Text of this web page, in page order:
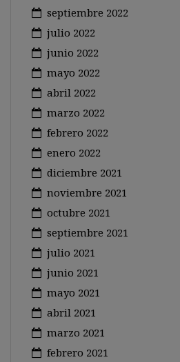
septiembre 2022
julio 2022
junio 2022
mayo 2022
abril 2022
marzo 2022
febrero 2022
enero 2022
diciembre 2021
noviembre 2021
octubre 2021
septiembre 2021
julio 2021
junio 2021
mayo 2021
abril 2021
marzo 2021
febrero 2021